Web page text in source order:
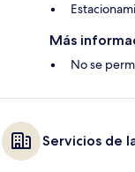
Más
No se
Servicios de